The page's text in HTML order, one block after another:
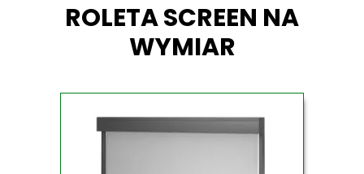
ROLETA SCREEN NA
WYMIAR